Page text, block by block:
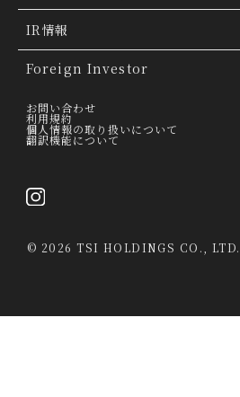
「ファッションの力を信じよう」
THE MOVIE
会社概要
会社沿革
グループ会社
経営理念
採用情報
IR情報
IR情報
IR トピックス
IRライブラリー
決算説明会資料
Foreign Investor
お問い合わせ
利用規約
個人情報の取り扱いについて
翻訳機能について
© 2026 TSI HOLDINGS CO., LTD.